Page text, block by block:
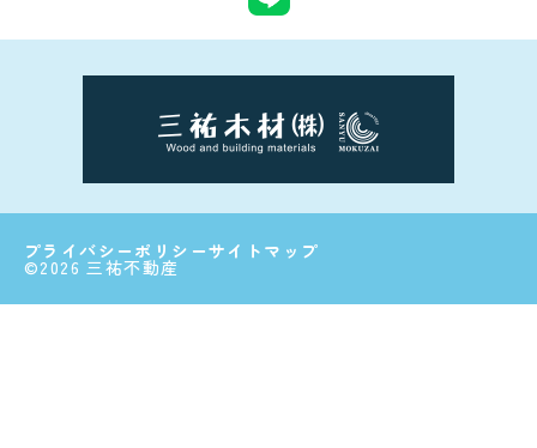
プライバシーポリシーサイトマップ
©2026 三祐不動産